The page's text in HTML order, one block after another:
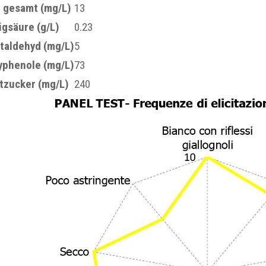
gesamt (mg/L) 13
(g/L)
0.23
(mg/L)5
(mg/L)73
(mg/L) 240